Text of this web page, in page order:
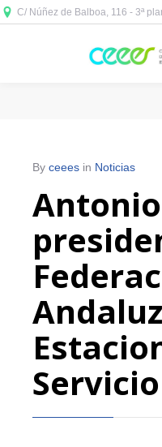
C/ Núñez de Balboa, 116 - 3ª
By ceees in Noticias
Servicio